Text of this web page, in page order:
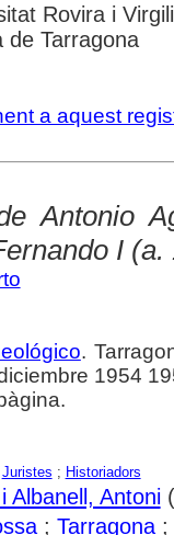
Rovira i
de Tarragona
a aquest
Antonio
I (a.
.
1954
Juristes ; Historiadors
Albanell, Antoni
; Tarragona;